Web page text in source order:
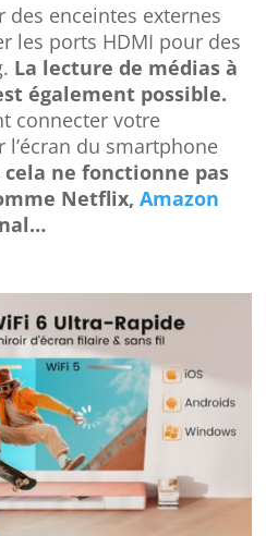
des enceintes externes
les ports HDMI pour des
La lecture de médias à
également possible.
connecter votre
du smartphone
ne fonctionne pas
Netflix,Amazon